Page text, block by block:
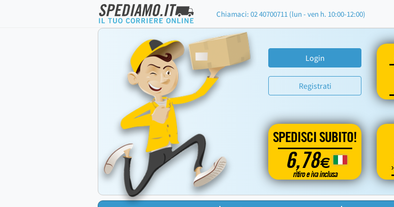
Chiamaci: 02 40700711 (lun - ven h. 10:00-12:00)
Login
Registrati
SPEDISCI SUBITO!
6,78€
ritiro e iva inclusa